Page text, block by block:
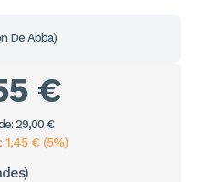
De Abba)
€
29,00 €
1,45 € (5%)